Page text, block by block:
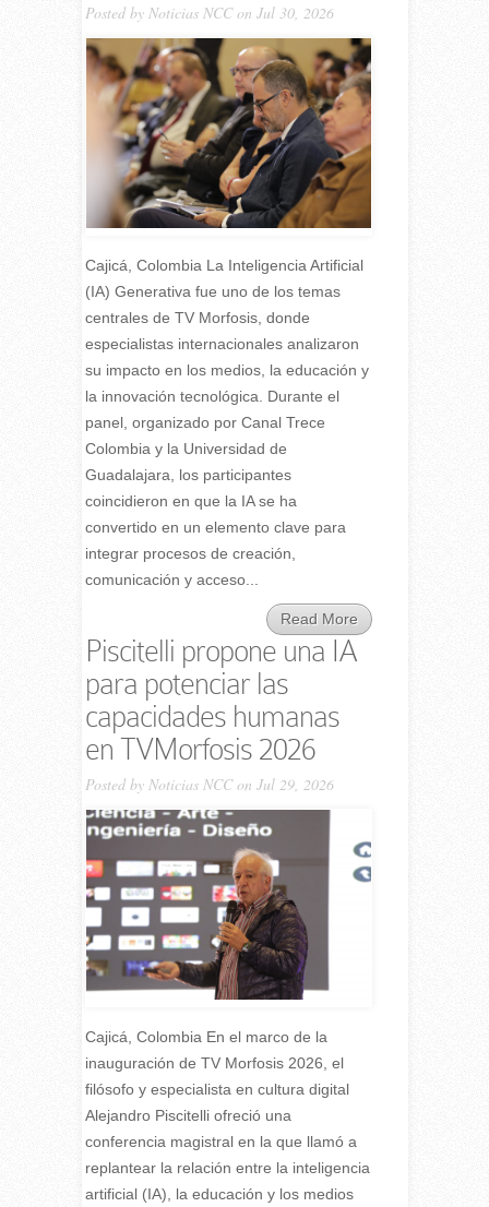
Posted by Noticias NCCon Jul 30, 2026
Cajicá, Colombia La Inteligencia Artificial
(IA) Generativa fue uno de los temas
centrales de TV Morfosis, donde
especialistas internacionales analizaron
su impacto en los medios, la educación y
la innovación tecnológica. Durante el
panel, organizado por Canal Trece
Colombia y la Universidad de
Guadalajara, los participantes
coincidieron en que la IA se ha
convertido en un elemento clave para
integrar procesos de creación,
comunicación y acceso...
Read More
Piscitelli propone una IA
para potenciar las
capacidades humanas
en TVMorfosis 2026
Posted by Noticias NCCon Jul 29, 2026
Cajicá, Colombia En el marco de la
inauguración de TV Morfosis 2026, el
filósofo y especialista en cultura digital
Alejandro Piscitelli ofreció una
conferencia magistral en la que llamó a
replantear la relación entre la inteligencia
artificial (IA), la educación y los medios